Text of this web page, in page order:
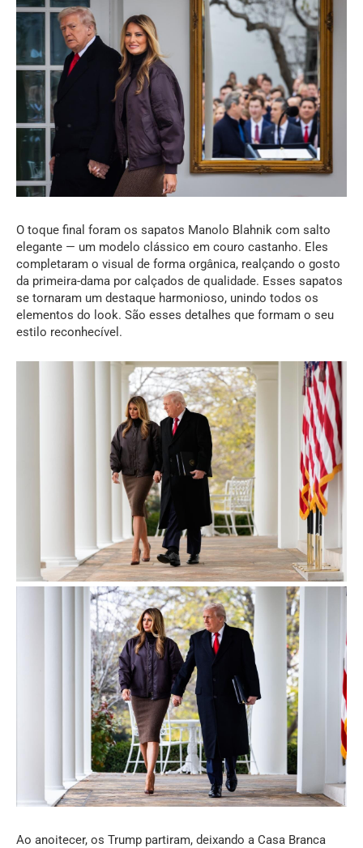
O toque final foram os sapatos Manolo Blahnik com salto
elegante — um modelo clássico em couro castanho. Eles
completaram o visual de forma orgânica, realçando o gosto
da primeira-dama por calçados de qualidade. Esses sapatos
se tornaram um destaque harmonioso, unindo todos os
elementos do look. São esses detalhes que formam o seu
estilo reconhecível.
Ao anoitecer, os Trump partiram, deixando a Casa Branca